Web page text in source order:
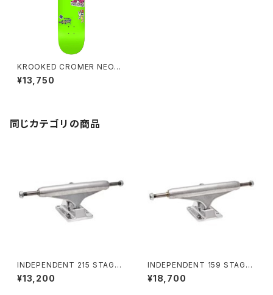
KROOKED CROMER NEON
STICKER8.25インチクルキッド
クローマー メロン ステッカー
¥13,750
同じカテゴリの商品
INDEPENDENT 215 STAGE 1
1 POLISHED SKATEBOARD
TRUCKS インディペンデント 2
¥13,200
INDEPENDENT 159 STAGE
11 FORGED TITANIUM STA
NDARD SKATEBOARD TRU
¥18,700